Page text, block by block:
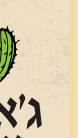
הכלי הראשון שלו.
בין היתר את "שני
התרבות על שם
ה -18 שלו.
החיים שלו.